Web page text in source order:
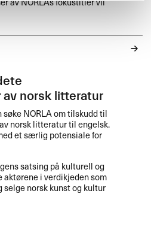
norsk litteratur
søkeNORLAom tilskudd til
norsk litteratur til engelsk.
et særlig potensiale for
satsing på kulturell og
i verdikjeden som
selge norsk kunst og kultur